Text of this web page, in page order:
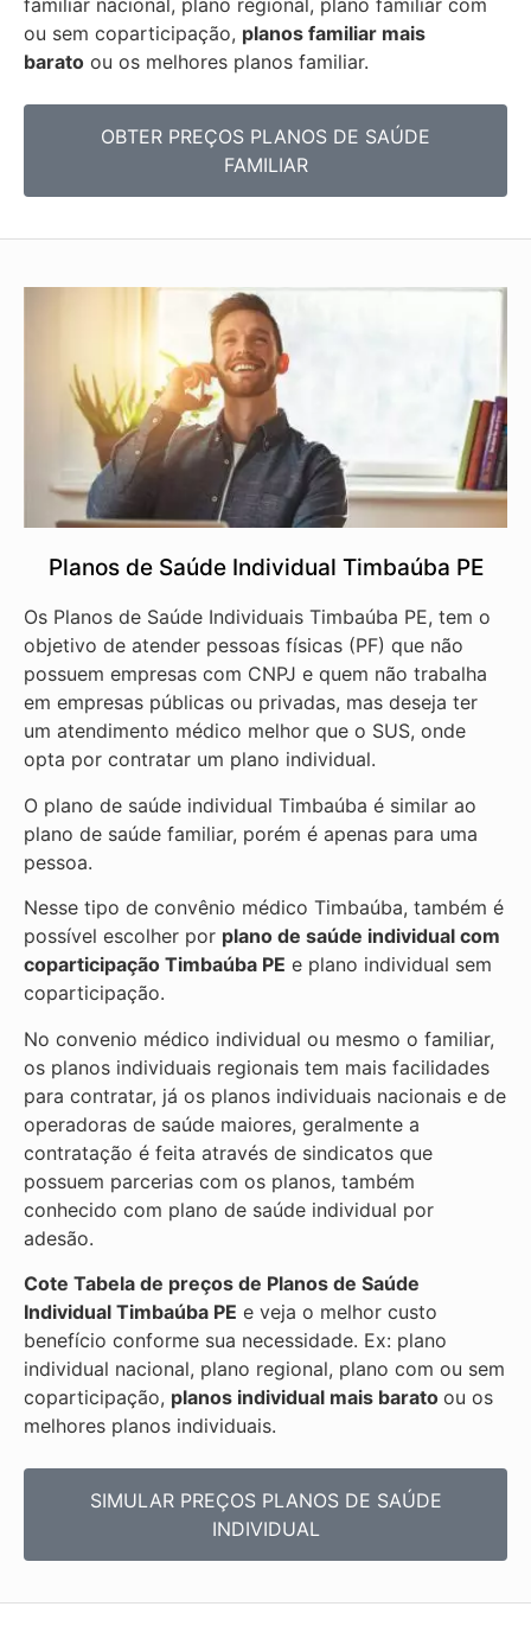
ou sem coparticipação, planos familiar mais
barato ou os melhores planos familiar.
OBTER PREÇOS PLANOS DE SAÚDE
FAMILIAR
Planos de Saúde Individual Timbaúba PE
Os Planos de Saúde Individuais Timbaúba PE, tem o
objetivo de atender pessoas físicas (PF) que não
possuem empresas com CNPJ e quem não trabalha
em empresas públicas ou privadas, mas deseja ter
um atendimento médico melhor que o SUS, onde
opta por contratar um plano individual.
O plano de saúde individual Timbaúba é similar ao
plano de saúde familiar, porém é apenas para uma
pessoa.
Nesse tipo de convênio médico Timbaúba, também é
possível escolher por plano de saúde individual com
coparticipação Timbaúba PE e plano individual sem
coparticipação.
No convenio médico individual ou mesmo o familiar,
os planos individuais regionais tem mais facilidades
para contratar, já os planos individuais nacionais e de
operadoras de saúde maiores, geralmente a
contratação é feita através de sindicatos que
possuem parcerias com os planos, também
conhecido com plano de saúde individual por
adesão.
Cote Tabela de preços de Planos de Saúde
Individual Timbaúba PE e veja o melhor custo
benefício conforme sua necessidade. Ex: plano
individual nacional, plano regional, plano com ou sem
coparticipação, planos individual mais barato ou os
melhores planos individuais.
SIMULAR PREÇOS PLANOS DE SAÚDE
INDIVIDUAL